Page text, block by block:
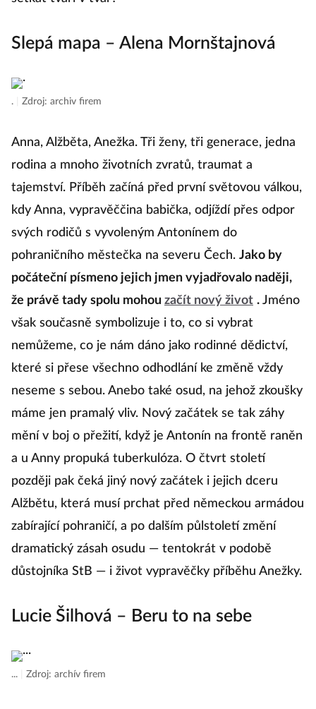
Slepá mapa – Alena Mornštajnová
. Zdroj: archiv firem
Anna, Alžběta, Anežka. Tři ženy, tři generace, jedna
rodina a mnoho životních zvratů, traumat a
tajemství. Příběh začíná před první světovou válkou,
kdy Anna, vypravěččina babička, odjíždí přes odpor
svých rodičů s vyvoleným Antonínem do
pohraničního městečka na severu Čech. Jako by
počáteční písmeno jejich jmen vyjadřovalo naději,
že právě tady spolu mohou začít nový život .Jméno
však současně symbolizuje i to, co si vybrat
nemůžeme, co je nám dáno jako rodinné dědictví,
které si přese všechno odhodlání ke změně vždy
neseme s sebou. Anebo také osud, na jehož zkoušky
máme jen pramalý vliv. Nový začátek se tak záhy
mění v boj o přežití, když je Antonín na frontě raněn
a u Anny propuká tuberkulóza. O čtvrt století
později pak čeká jiný nový začátek i jejich dceru
Alžbětu, která musí prchat před německou armádou
zabírající pohraničí, a po dalším půlstoletí změní
dramatický zásah osudu — tentokrát v podobě
důstojníka StB — i život vypravěčky příběhu Anežky.
Lucie Šilhová – Beru to na sebe
... Zdroj: archív firem